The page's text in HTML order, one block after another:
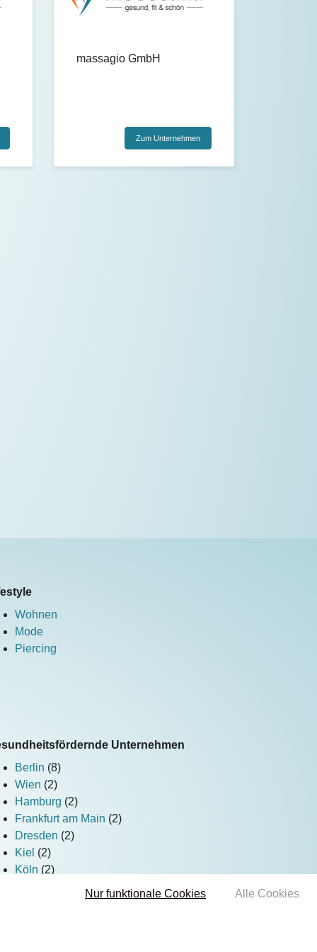
Nur funktionale Cookies Alle Cookies
massagio GmbH
Zum Unternehmen
Wohnen
Mode
Piercing
Unternehmen
Berlin (8)
Wien (2)
Hamburg (2)
Frankfurt am Main (2)
Dresden (2)
Kiel (2)
Köln (2)